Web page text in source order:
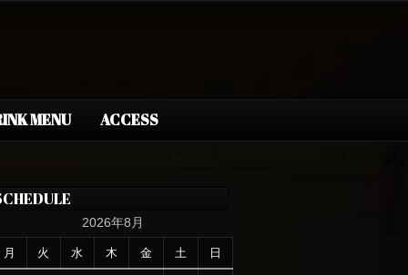
MENU ACCESS
2026年8月
月 火 水 木 金 土 日